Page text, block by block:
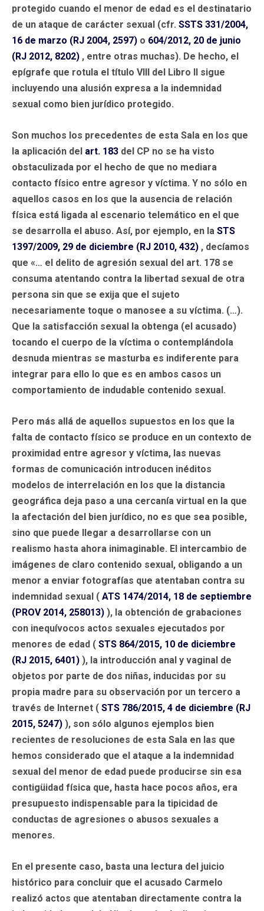
protegido cuando el menor de edad es el destinatario
de un ataque de carácter sexual (cfr. SSTS 331/2004,
16 de marzo (RJ 2004, 2597) o 604/2012, 20 de junio
(RJ 2012, 8202) , entre otras muchas). De hecho, el
epígrafe que rotula el título VIII del Libro II sigue
incluyendo una alusión expresa a la indemnidad
sexual como bien jurídico protegido.
Son muchos los precedentes de esta Sala en los que
la aplicación del art. 183 del CP no se ha visto
obstaculizada por el hecho de que no mediara
contacto físico entre agresor y víctima. Y no sólo en
aquellos casos en los que la ausencia de relación
física está ligada al escenario telemático en el que
se desarrolla el abuso. Así, por ejemplo, en la STS
1397/2009, 29 de diciembre (RJ 2010, 432) , decíamos
que «… el delito de agresión sexual del art. 178 se
consuma atentando contra la libertad sexual de otra
persona sin que se exija que el sujeto
necesariamente toque o manosee a su víctima. (…).
Que la satisfacción sexual la obtenga (el acusado)
tocando el cuerpo de la víctima o contemplándola
desnuda mientras se masturba es indiferente para
integrar para ello lo que es en ambos casos un
comportamiento de indudable contenido sexual.
Pero más allá de aquellos supuestos en los que la
falta de contacto físico se produce en un contexto de
proximidad entre agresor y víctima, las nuevas
formas de comunicación introducen inéditos
modelos de interrelación en los que la distancia
geográfica deja paso a una cercanía virtual en la que
la afectación del bien jurídico, no es que sea posible,
sino que puede llegar a desarrollarse con un
realismo hasta ahora inimaginable. El intercambio de
imágenes de claro contenido sexual, obligando a un
menor a enviar fotografías que atentaban contra su
indemnidad sexual ( ATS 1474/2014, 18 de septiembre
(PROV 2014, 258013) ), la obtención de grabaciones
con inequívocos actos sexuales ejecutados por
menores de edad ( STS 864/2015, 10 de diciembre
(RJ 2015, 6401) ), la introducción anal y vaginal de
objetos por parte de dos niñas, inducidas por su
propia madre para su observación por un tercero a
través de Internet ( STS 786/2015, 4 de diciembre (RJ
2015, 5247) ), son sólo algunos ejemplos bien
recientes de resoluciones de esta Sala en las que
hemos considerado que el ataque a la indemnidad
sexual del menor de edad puede producirse sin esa
contigüidad física que, hasta hace pocos años, era
presupuesto indispensable para la tipicidad de
conductas de agresiones o abusos sexuales a
menores.
En el presente caso, basta una lectura del juicio
histórico para concluir que el acusado Carmelo
realizó actos que atentaban directamente contra la